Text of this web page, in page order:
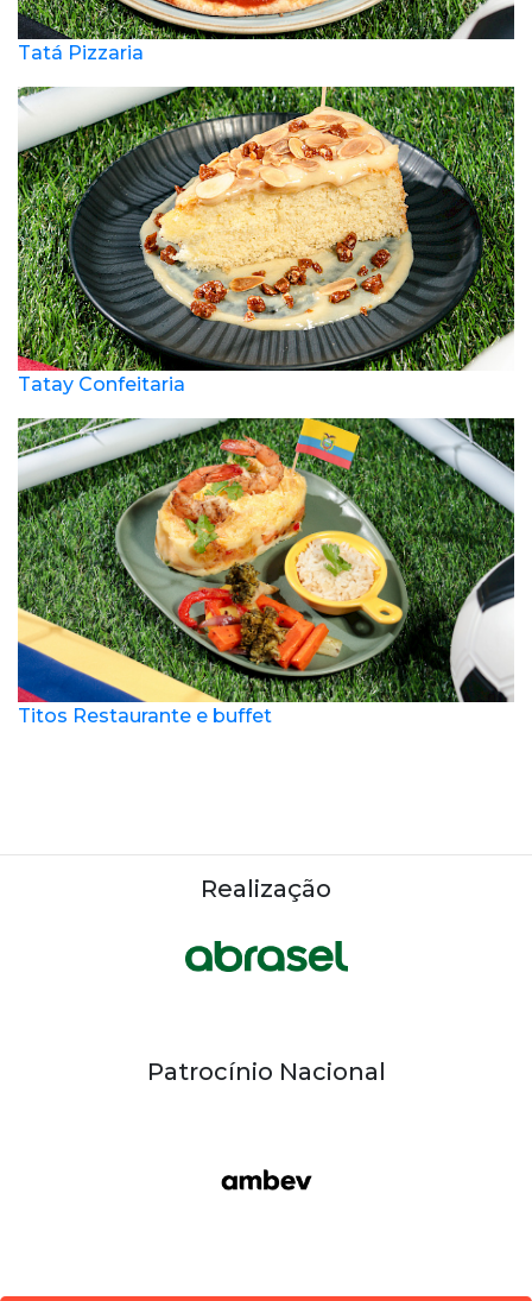
Tatá Pizzaria
Tatay Confeitaria
Titos Restaurante e buffet
Realização
Patrocínio Nacional